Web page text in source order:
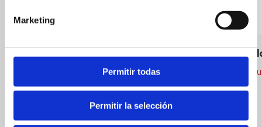
Marketing
Permitir todas
Permitir la selección
Benisa Mc
American